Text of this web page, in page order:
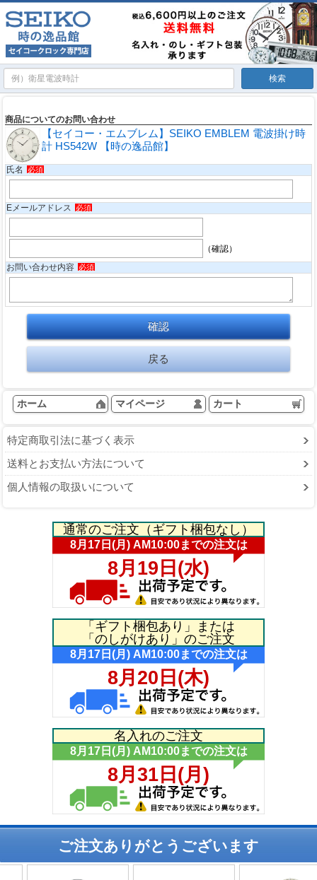
商品についてのお問い合わせ
【セイコー・エムブレム】SEIKO EMBLEM 電波掛け時
計 HS542W 【時の逸品館】
氏名 必須
Eメールアドレス 必須
（確認）
お問い合わせ内容 必須
ホーム マイページ カート
特定商取引法に基づく表示
送料とお支払い方法について
個人情報の取扱いについて
通常のご注文（ギフト梱包なし）
「ギフト梱包あり」または
「のしがけあり」のご注文
名入れのご注文
ご注文ありがとうございます